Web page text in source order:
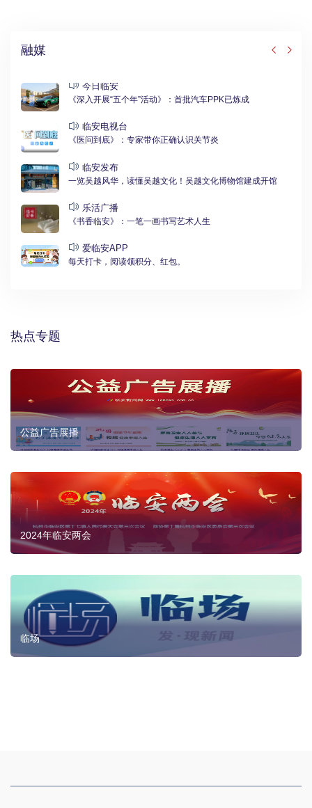
融媒
今日临安
《深入开展“五个年”活动》：首批汽车PPK已炼成
临安电视台
《医问到底》：专家带你正确认识关节炎
临安发布
一览吴越风华，读懂吴越文化！吴越文化博物馆建成开馆
乐活广播
《书香临安》：一笔一画书写艺术人生
爱临安APP
每天打卡，阅读领积分、红包。
热点专题
公益广告展播
2024年临安两会
临场